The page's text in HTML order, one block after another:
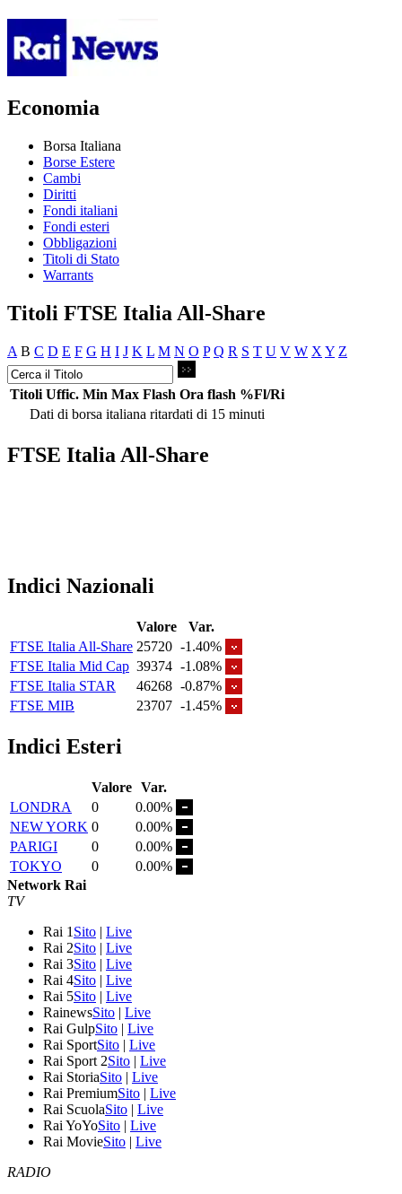
Economia
Borsa Italiana
Borse Estere
Cambi
Diritti
Fondi italiani
Fondi esteri
Obbligazioni
Titoli di Stato
Warrants
Titoli FTSE Italia All-Share
A B C D E F G H I J K L M N O P Q R S T U V W X Y Z
Titoli Uffic. Min Max Flash Ora flash %Fl/Ri
Dati di borsa italiana ritardati di 15 minuti
FTSE Italia All-Share
Indici Nazionali
Valore
Var.
FTSE Italia All-Share 25720 -1.40%
FTSE Italia Mid Cap 39374 -1.08%
FTSE Italia STAR
46268 -0.87%
FTSE MIB
23707 -1.45%
Indici Esteri
Valore Var.
LONDRA
0
0.00%
NEW YORK 0
0.00%
PARIGI
0
0.00%
TOKYO
0
0.00%
Network Rai
TV
Rai 1 Sito | Live
Rai 2Sito | Live
Rai 3Sito | Live
Rai 4Sito | Live
Rai 5Sito | Live
RainewsSito | Live
Rai GulpSito | Live
Rai SportSito | Live
Rai Sport 2Sito | Live
Rai StoriaSito | Live
Rai PremiumSito | Live
Rai ScuolaSito | Live
Rai YoYoSito | Live
Rai MovieSito | Live
RADIO